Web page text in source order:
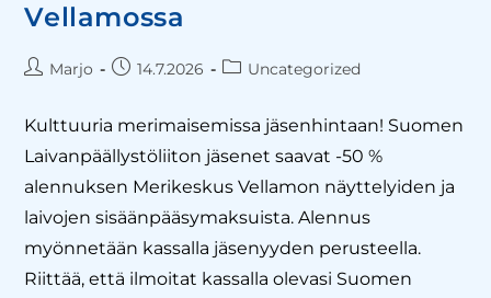
Vellamossa
Marjo 14.7.2026 Uncategorized
Kulttuuria merimaisemissa jäsenhintaan! Suomen
Laivanpäällystöliiton jäsenet saavat -50 %
alennuksen Merikeskus Vellamon näyttelyiden ja
laivojen sisäänpääsymaksuista. Alennus
myönnetään kassalla jäsenyyden perusteella.
Riittää, että ilmoitat kassalla olevasi Suomen